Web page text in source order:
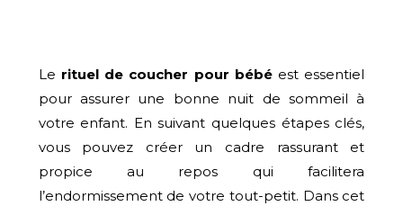
Le rituel de coucher pour bébéest essentiel
pour assurer une bonne nuit de sommeil à
votre enfant. En suivant quelques étapes clés,
vous pouvez créer un cadre rassurant et
propice au repos qui facilitera
l’endormissement de votre tout-petit. Dans cet